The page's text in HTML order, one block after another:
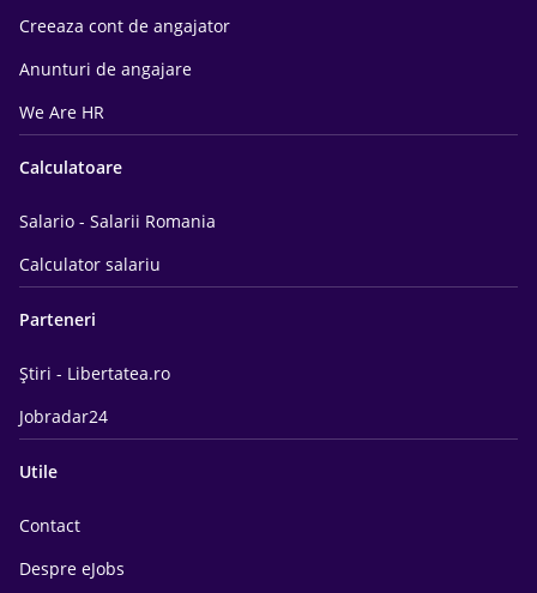
Creeaza cont de angajator
Anunturi de angajare
We Are HR
Calculatoare
Salario - Salarii Romania
Calculator salariu
Parteneri
Știri - Libertatea.ro
Jobradar24
Utile
Contact
Despre eJobs